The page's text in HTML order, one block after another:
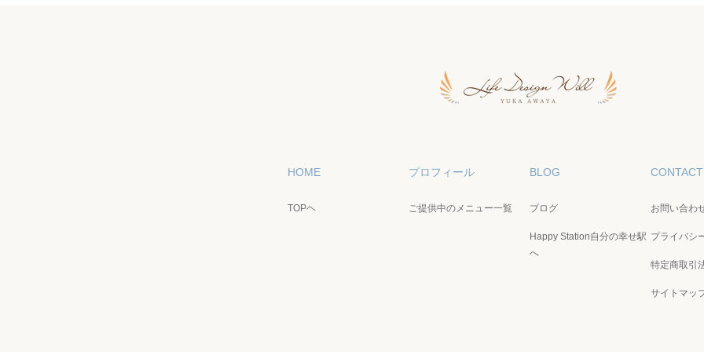
HOME
TOPヘ
プロフィール
ご提供中のメニュー一覧
BLOG
ブログ
Happy Station自分の幸せ駅
へ
CONTACT
お問い合わ
プライバシ
特定商取引
サイトマッ